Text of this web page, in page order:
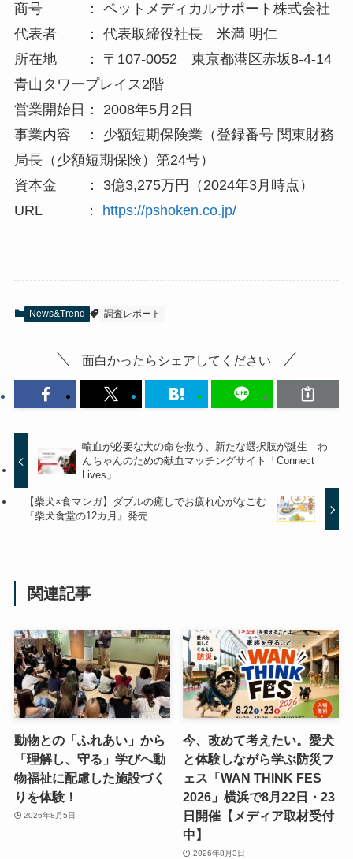
商号 ： ペットメディカルサポート株式会社
代表者 ： 代表取締役社長 米満 明仁
所在地 ： 〒107-0052 東京都港区赤坂8-4-14
青山タワープレイス2階
営業開始日： 2008年5月2日
事業内容 ： 少額短期保険業（登録番号 関東財務
局長（少額短期保険）第24号）
資本金 ： 3億3,275万円（2024年3月時点）
URL ：
https://pshoken.co.jp/
News&Trend 調査レポート
面白かったらシェアしてください
輸血が必要な犬の命を救う、新たな選択肢が誕生 わ
んちゃんのための献血マッチングサイト「Connect
Lives」
【柴犬×食マンガ】ダブルの癒しでお疲れ心がなごむ
『柴犬食堂の12カ月』発売
関連記事
動物との「ふれあい」から
「理解し、守る」学びへ動
物福祉に配慮した施設づく
りを体験！
2026年8月5日
今、改めて考えたい。愛犬
と体験しながら学ぶ防災フ
ェス「WAN THINK FES
2026」横浜で8月22日・23
日開催【メディア取材受付
中】
2026年8月3日